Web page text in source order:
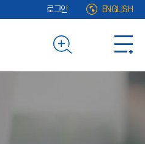
로그인 ENGLISH